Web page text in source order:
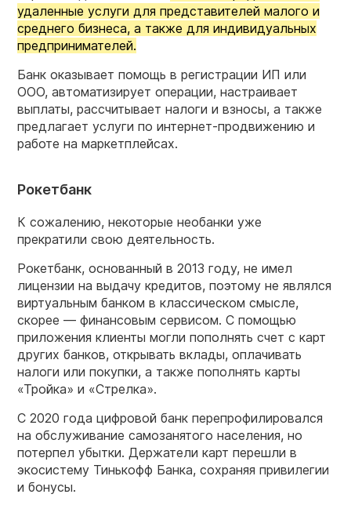
удаленные услуги для представителей малого и
среднего бизнеса, а также для индивидуальных
предпринимателей.
Банк оказывает помощь в регистрации ИП или
ООО, автоматизирует операции, настраивает
выплаты, рассчитывает налоги и взносы, а также
предлагает услуги по интернет-продвижению и
работе на маркетплейсах.
Рокетбанк
К сожалению, некоторые необанки уже
прекратили свою деятельность.
Рокетбанк, основанный в 2013 году, не имел
лицензии на выдачу кредитов, поэтому не являлся
виртуальным банком в классическом смысле,
скорее — финансовым сервисом. С помощью
приложения клиенты могли пополнять счет с карт
других банков, открывать вклады, оплачивать
налоги или покупки, а также пополнять карты
«Тройка» и «Стрелка».
С 2020 года цифровой банк перепрофилировался
на обслуживание самозанятого населения, но
потерпел убытки. Держатели карт перешли в
экосистему Тинькофф Банка, сохраняя привилегии
и бонусы.